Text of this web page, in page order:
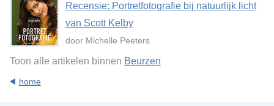
Recensie: Portretfotografie bij natuurlijk licht
van Scott Kelby
door Michelle Peeters
Toon alle artikelen binnen Beurzen
home